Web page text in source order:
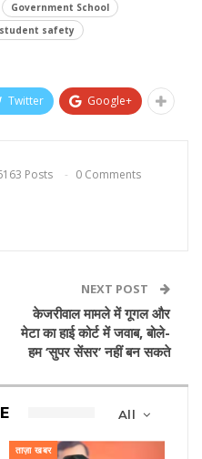
Government School
student safety
Twitter Google+
Posts 0 Comments
NEXT POST
केजरीवाल मामले में गूगल और
मेटा का हाई कोर्ट में जवाब, बोले-
हम ‘सुपर सेंसर’ नहीं बन सकते
All
ताज़ा खबर